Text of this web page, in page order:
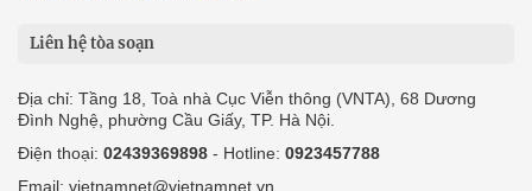
Liên hệ tòa soạn
Địa chỉ: Tầng 18, Toà nhà Cục Viễn thông (VNTA), 68 Dương
Đình Nghệ, phường Cầu Giấy, TP. Hà Nội.
Điện thoại: 02439369898 - Hotline: 0923457788
Email: vietnamnet@vietnamnet.vn